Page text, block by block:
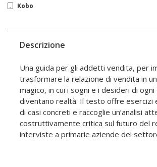
Kobo
Descrizione
Una guida per gli addetti vendita, per
trasformare la relazione di vendita in
magico, in cui i sogni e i desideri di ogni
diventano realtà. Il testo offre esercizi
di casi concreti e raccoglie un’analisi
costruttivamente critica sul futuro del
interviste a primarie aziende del